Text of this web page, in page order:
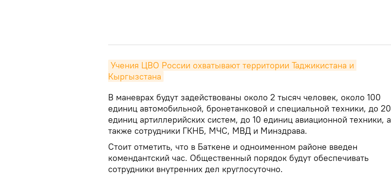
Учения ЦВО России охватывают территории Таджикистана и
Кыргызстана
В маневрах будут задействованы около 2 тысяч человек, около 100
единиц автомобильной, бронетанковой и специальной техники, до 20
единиц артиллерийских систем, до 10 единиц авиационной техники, а
также сотрудники ГКНБ, МЧС, МВД и Минздрава.
Стоит отметить, что в Баткене и одноименном районе введен
комендантский час. Общественный порядок будут обеспечивать
сотрудники внутренних дел круглосуточно.